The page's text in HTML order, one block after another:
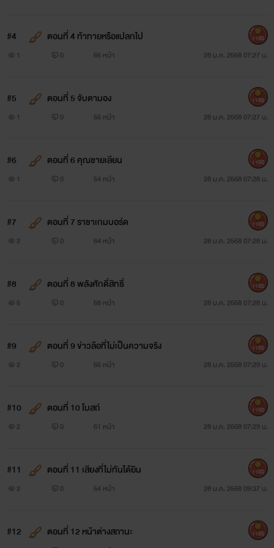
#4 ตอนที่ 4 ท้าทายหรือแปลกไป
1 0 66 หน้า 28 ม.ค. 2568 07:27 น.
1100
#5 ตอนที่ 5 จับตามอง
1 0 56 หน้า 28 ม.ค. 2568 07:27 น.
1100
#6 ตอนที่ 6 คุณชายเลียน
1 0 54 หน้า 28 ม.ค. 2568 07:28 น.
1100
#7 ตอนที่ 7 ราชาเกมบอร์ด
2 0 64 หน้า 28 ม.ค. 2568 07:28 น.
1100
#8 ตอนที่ 8 พลังศักดิ์สิทธิ์
5 0 68 หน้า 28 ม.ค. 2568 07:28 น.
1100
#9 ตอนที่ 9 ข่าวลือที่ไม่เป็นความจริง
2 0 65 หน้า 28 ม.ค. 2568 07:29 น.
1100
#10 ตอนที่ 10 โบสถ์
2 0 61 หน้า 28 ม.ค. 2568 07:29 น.
1100
#11 ตอนที่ 11 เสียงที่ไม่ทันได้ยิน
2 0 54 หน้า 28 ม.ค. 2568 09:37 น.
1100
#12 ตอนที่ 12 หน้าต่างสถานะ 1100